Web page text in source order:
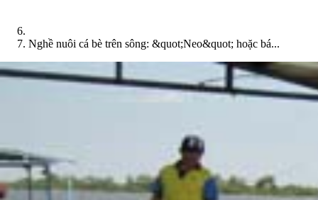
Nghề nuôi cá bè trên sông: &quot;Neo&quot; hoặc bá...